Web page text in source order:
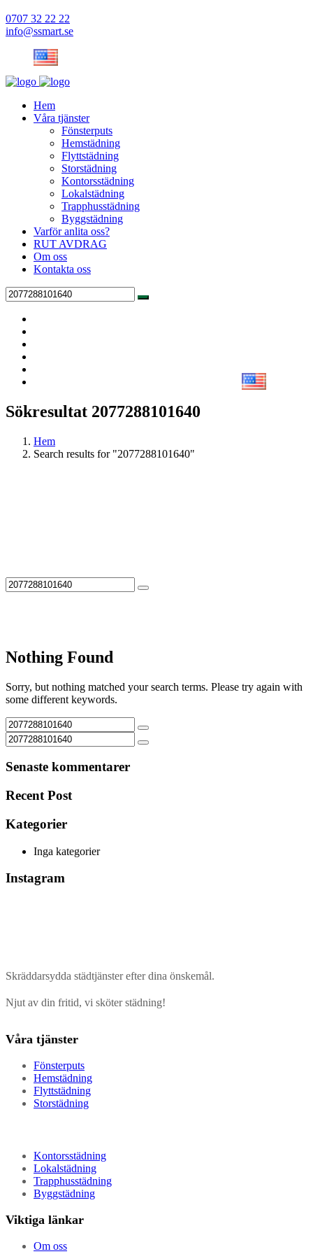
0707 32 22 22
info@ssmart.se
Hem
Våra tjänster
Fönsterputs
Hemstädning
Flyttstädning
Storstädning
Kontorsstädning
Lokalstädning
Trapphusstädning
Byggstädning
Varför anlita oss?
RUT AVDRAG
Om oss
Kontakta oss
Sökresultat 2077288101640
Hem
Search results for "2077288101640"
Nothing Found
Sorry, but nothing matched your search terms. Please try again with
some different keywords.
Senaste kommentarer
Recent Post
Kategorier
Inga kategorier
Instagram
Skräddarsydda städtjänster efter dina önskemål.
Njut av din fritid, vi sköter städning!
Våra tjänster
Fönsterputs
Hemstädning
Flyttstädning
Storstädning
Kontorsstädning
Lokalstädning
Trapphusstädning
Byggstädning
Viktiga länkar
Om oss